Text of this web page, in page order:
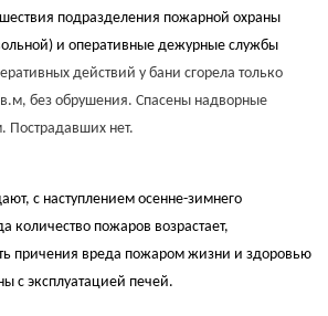
подразделения пожарной охраны
и оперативные дежурные службы
действий у бани сгорела только
без обрушения. Спасены надворные
Пострадавших нет.
с наступлением осенне-зимнего
количество пожаров возрастает,
причения вреда пожаром жизни и здоровью
с эксплуатацией печей.